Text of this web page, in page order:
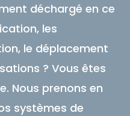
déchargé en ce
les
le déplacement
? Vous êtes
Nous prenons en
systèmes de